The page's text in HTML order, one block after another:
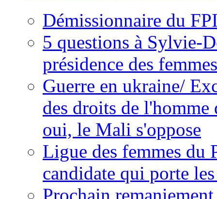
Démissionnaire du
5 questions à Sylvie-
présidence des
Guerre en ukraine/
des droits de
oui, le Mali s'oppose
Ligue des femmes du
candidate qui porte